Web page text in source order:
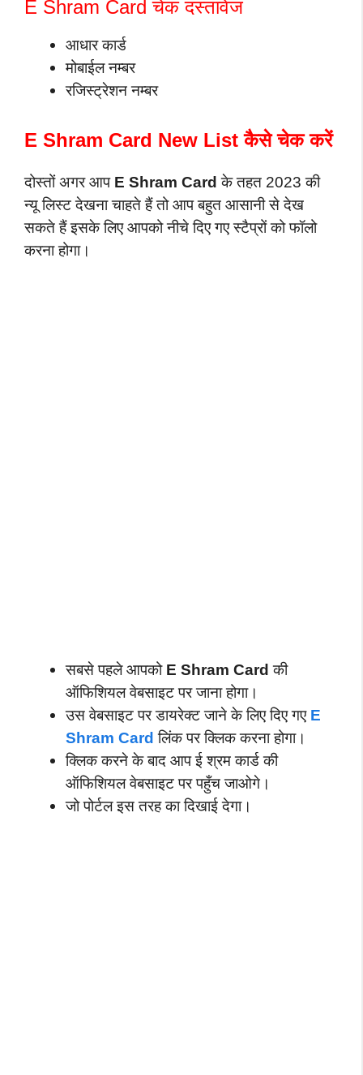
E Shram Card चेक दस्तावेज
आधार कार्ड
मोबाईल नम्बर
रजिस्ट्रेशन नम्बर
E Shram Card New List कैसे चेक करें
दोस्तों अगर आप E Shram Card के तहत 2023 की
न्यू लिस्ट देखना चाहते हैं तो आप बहुत आसानी से देख
सकते हैं इसके लिए आपको नीचे दिए गए स्टैप्रों को फॉलो
करना होगा।
सबसे पहले आपको E Shram Card की
ऑफिशियल वेबसाइट पर जाना होगा।
उस वेबसाइट पर डायरेक्ट जाने के लिए दिए गए E
Shram Card लिंक पर क्लिक करना होगा।
क्लिक करने के बाद आप ई श्रम कार्ड की
ऑफिशियल वेबसाइट पर पहुँच जाओगे।
जो पोर्टल इस तरह का दिखाई देगा।